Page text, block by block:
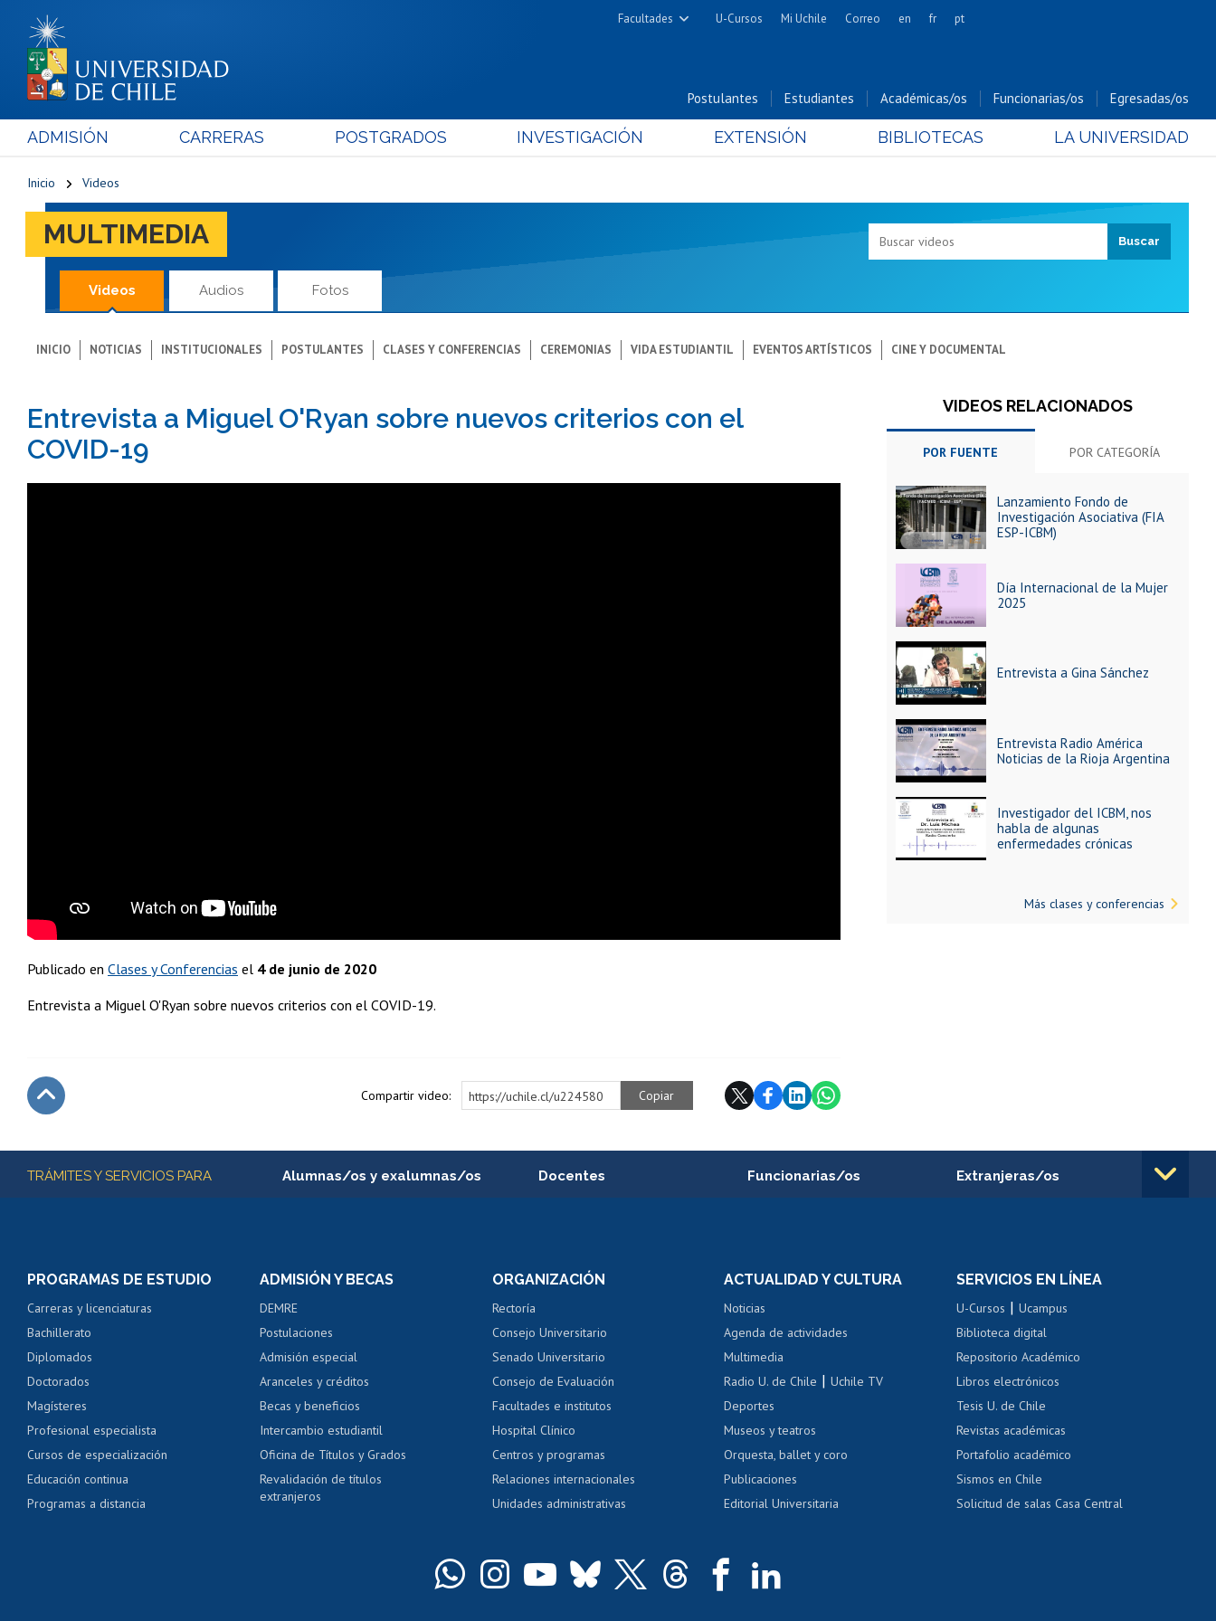
Facultades
Cs. Físicas y Matemáticas
Cs. Forestales y Conservación
Cs. Químicas y Farmacéuticas
Cs. Sociales
Gobierno
Nutrición y Tecnología de
Alimentos
Bachillerato
Hospital Clínico
U-Cursos Mi Uchile Correo en fr pt
Postulantes Estudiantes Académicas/os Funcionarias/os Egresadas/os
ADMISIÓN CARRERAS POSTGRADOS INVESTIGACIÓN EXTENSIÓN BIBLIOTECAS LA UNIVERSIDAD
Inicio Videos
MULTIMEDIA
Videos Audios Fotos
INICIO NOTICIAS INSTITUCIONALES POSTULANTES CLASES Y CONFERENCIAS CEREMONIAS VIDA ESTUDIANTIL EVENTOS ARTÍSTICOS CINE Y DOCUMENTAL
Entrevista a Miguel O'Ryan sobre nuevos criterios con el
COVID-19
Publicado en Clases y Conferencias el 4 de junio de 2020
Entrevista a Miguel O'Ryan sobre nuevos criterios con el COVID-19.
Compartir video: https://uchile.cl/u224580 Copiar
VIDEOS RELACIONADOS
POR FUENTE POR CATEGORÍA
Lanzamiento Fondo de
Investigación Asociativa (FIA
ESP-ICBM)
Día Internacional de la Mujer
2025
Entrevista a Gina Sánchez
Entrevista Radio América
Noticias de la Rioja Argentina
Investigador del ICBM, nos
habla de algunas
enfermedades crónicas
Más clases y conferencias
Más información
TRÁMITES Y SERVICIOS PARA Alumnas/os y exalumnas/os
Servicio médico y dental
Pago de arancel y crédito alumnos
Pago de arancel y crédito exalumnos
Certificado de títulos y grados
Docentes
Perfeccionamiento
Evaluación docente
Calificación académica
Postulación al AUCAI
Funcionarias/os
Portal de movilidad interna
Certificado de renta
Certificado de renta
Extranjeras/os
Cursos de español
Mi Uchile Ayuda tecnológica Tarjeta TUI Acoso laboral, sexual y violencia Denuncias administrativas
PROGRAMAS DE ESTUDIO
Carreras y licenciaturas
Bachillerato
Diplomados
Doctorados
Magísteres
Profesional especialista
Cursos de especialización
Educación continua
Programas a distancia
ADMISIÓN Y BECAS
DEMRE
Postulaciones
Admisión especial
Aranceles y créditos
Becas y beneficios
Intercambio estudiantil
Oficina de Títulos y Grados
Revalidación de títulos
extranjeros
ORGANIZACIÓN
Rectoría
Consejo Universitario
Senado Universitario
Consejo de Evaluación
Facultades e institutos
Hospital Clínico
Centros y programas
Relaciones internacionales
Unidades administrativas
ACTUALIDAD Y CULTURA
Noticias
Agenda de actividades
Multimedia
Radio U. de Chile |Uchile TV
Deportes
Museos y teatros
Orquesta, ballet y coro
Publicaciones
Editorial Universitaria
SERVICIOS EN LÍNEA
U-Cursos |Ucampus
Biblioteca digital
Repositorio Académico
Libros electrónicos
Tesis U. de Chile
Revistas académicas
Portafolio académico
Sismos en Chile
Solicitud de salas Casa Central